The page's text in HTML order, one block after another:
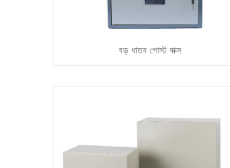
বড় ধাতব পোস্ট বাক্স